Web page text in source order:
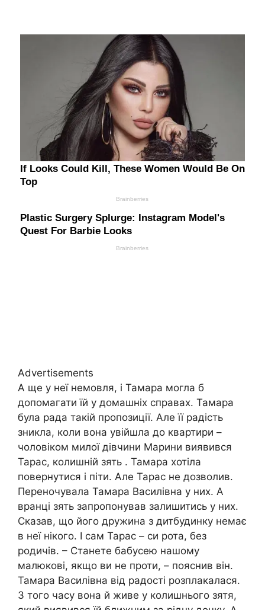
Advertisements
А ще у неї немовля, і Тамара могла б
допомагати їй у домашніх справах. Тамара
була рада такій пропозиції. Але її радість
зникла, коли вона увійшла до квартири –
чоловіком милої дівчини Марини виявився
Тарас, колишній зять . Тамара хотіла
повернутися і піти. Але Тарас не дозволив.
Переночувала Тамара Василівна у них. А
вранці зять запропонував залишитись у них.
Сказав, що його дружина з дитбудинку немає
в неї нікого. І сам Тарас – си рота, без
родичів. – Станете бабусею нашому
малюкові, якщо ви не проти, – пояснив він.
Тамара Василівна від радості розплакалася.
З того часу вона й живе у колишнього зятя,